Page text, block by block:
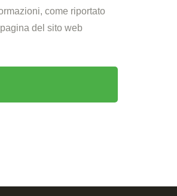
come riportato
del sito web